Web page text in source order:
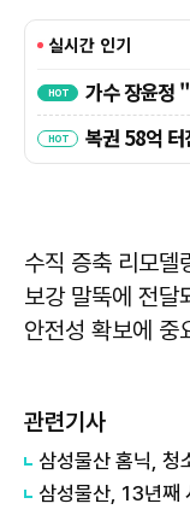
수직 증축 리모델
보강 말뚝에 전달
안전성 확보에 중
관련기사